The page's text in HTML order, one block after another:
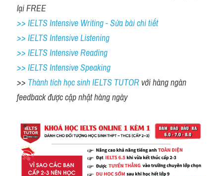
lại FREE
>> IELTS Intensive Writing - Sửa bài chi tiết
>> IELTS Intensive Listening
>> IELTS Intensive Reading
>> IELTS Intensive Speaking
>> Thành tích học sinh IELTS TUTOR với hàng ngàn
feedback được cập nhật hàng ngày